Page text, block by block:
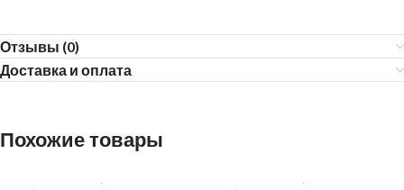
Отзывы (0)
Доставка и оплата
Похожие товары